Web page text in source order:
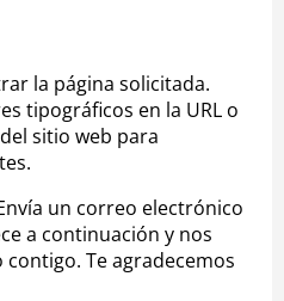
la página solicitada.
tipográficos en la URL o
sitio web para
un correo electrónico
a continuación y nos
Te agradecemos